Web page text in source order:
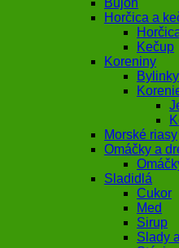
Bujón
Horčica a
Kečup
Koreniny
Bylinky
Morské riasy
Omáčky a
Sladidlá
Cukor
Med
Sirup
Slady